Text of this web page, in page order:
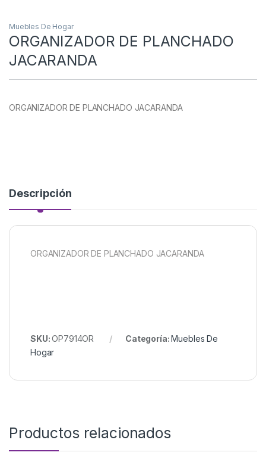
Muebles De Hogar
ORGANIZADOR DE PLANCHADO
JACARANDA
ORGANIZADOR DE PLANCHADO JACARANDA
Descripción
ORGANIZADOR DE PLANCHADO JACARANDA
SKU:OP7914OR Categoría:Muebles De
Hogar
Productos relacionados